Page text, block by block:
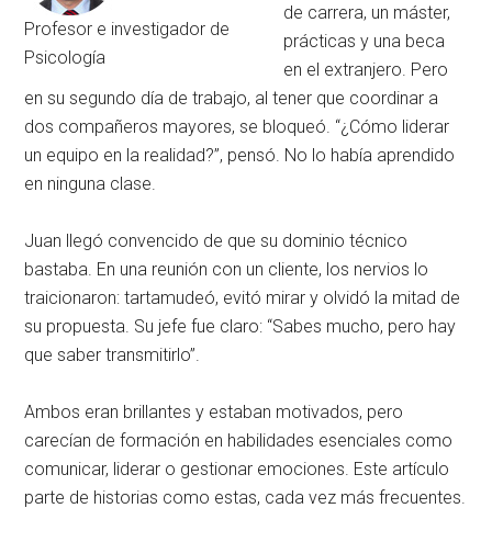
Profesor e investigador de
Psicología
de carrera, un máster,
prácticas y una beca
en el extranjero. Pero
en su segundo día de trabajo, al tener que coordinar a
dos compañeros mayores, se bloqueó. “¿Cómo liderar
un equipo en la realidad?”, pensó. No lo había aprendido
en ninguna clase.
Juan llegó convencido de que su dominio técnico
bastaba. En una reunión con un cliente, los nervios lo
traicionaron: tartamudeó, evitó mirar y olvidó la mitad de
su propuesta. Su jefe fue claro: “Sabes mucho, pero hay
que saber transmitirlo”.
Ambos eran brillantes y estaban motivados, pero
carecían de formación en habilidades esenciales como
comunicar, liderar o gestionar emociones. Este artículo
parte de historias como estas, cada vez más frecuentes.